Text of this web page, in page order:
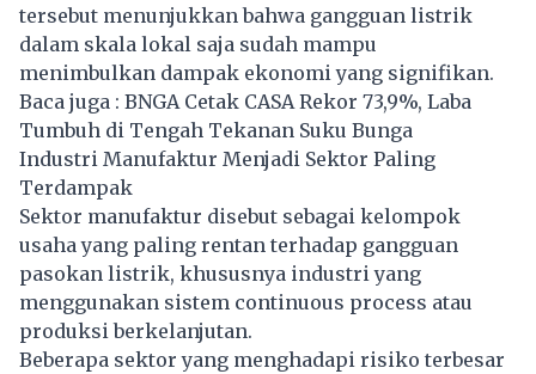
tersebut menunjukkan bahwa gangguan listrik
dalam skala lokal saja sudah mampu
menimbulkan dampak ekonomi yang signifikan.
Baca juga : BNGA Cetak CASA Rekor 73,9%, Laba
Tumbuh di Tengah Tekanan Suku Bunga
Industri Manufaktur Menjadi Sektor Paling
Terdampak
Sektor manufaktur disebut sebagai kelompok
usaha yang paling rentan terhadap gangguan
pasokan listrik, khususnya industri yang
menggunakan sistem continuous process atau
produksi berkelanjutan.
Beberapa sektor yang menghadapi risiko terbesar